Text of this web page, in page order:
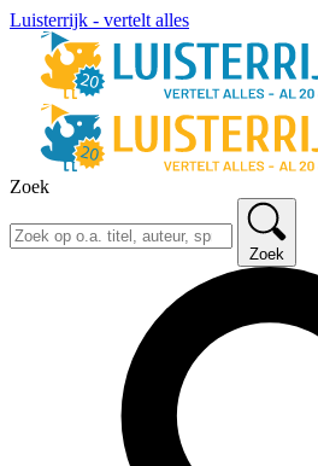
Luisterrijk - vertelt alles
Zoek
Zoek